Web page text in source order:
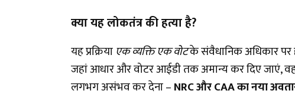
क्या यह लोकतंत्र की हत्या है?
यह प्रक्रियाएक व्यक्ति एक वोटके संवैधानिक अधिकार पर
जहां आधार और वोटर आईडी तक अमान्य कर दिए जाएं,
लगभग असंभव कर देना –NRC और CAA का नया